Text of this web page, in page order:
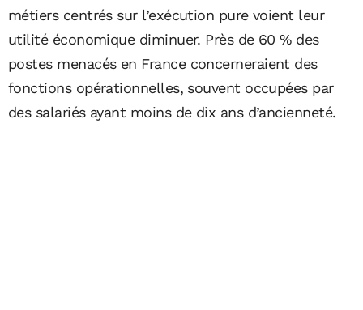
métiers centrés sur l’exécution pure voient leur
utilité économique diminuer. Près de 60 % des
postes menacés en France concerneraient des
fonctions opérationnelles, souvent occupées par
des salariés ayant moins de dix ans d’ancienneté.